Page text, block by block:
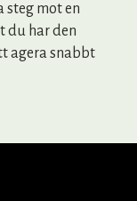
steg mot en
du har den
agera snabbt